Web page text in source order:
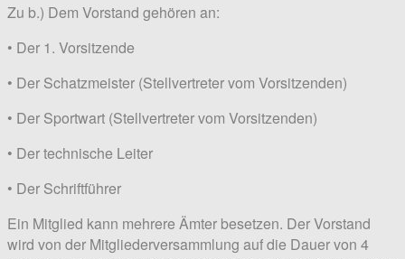
Zu b.) Dem Vorstand gehören an:
• Der 1. Vorsitzende
• Der Schatzmeister (Stellvertreter vom Vorsitzenden)
• Der Sportwart (Stellvertreter vom Vorsitzenden)
• Der technische Leiter
• Der Schriftführer
Ein Mitglied kann mehrere Ämter besetzen. Der Vorstand
wird von der Mitgliederversammlung auf die Dauer von 4